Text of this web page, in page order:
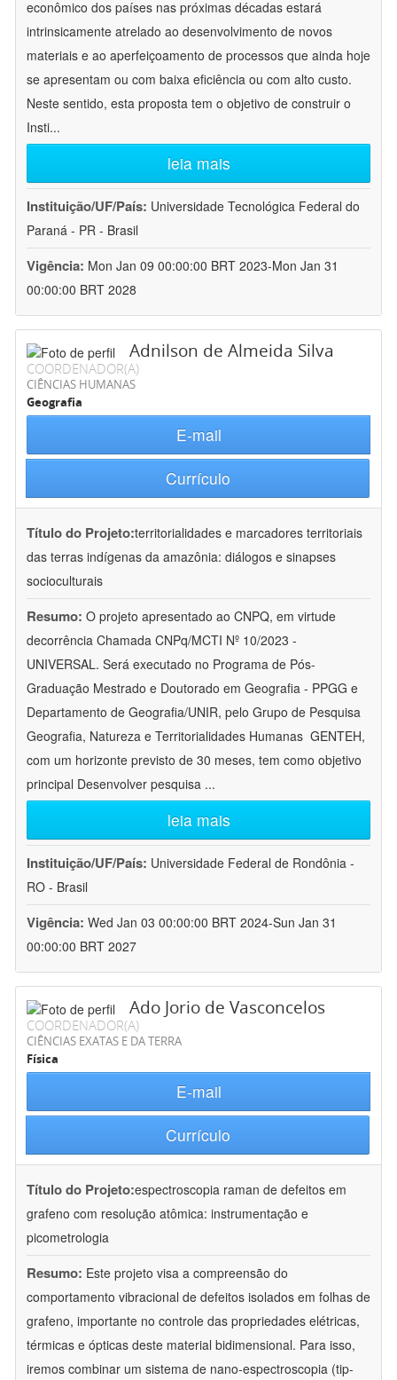
econômico dos países nas próximas décadas estará
intrinsicamente atrelado ao desenvolvimento de novos
materiais e ao aperfeiçoamento de processos que ainda hoje
se apresentam ou com baixa eficiência ou com alto custo.
Neste sentido, esta proposta tem o objetivo de construir o
Insti...
leia mais
Instituição/UF/País: Universidade Tecnológica Federal do
Paraná - PR - Brasil
Vigência: Mon Jan 09 00:00:00 BRT 2023-Mon Jan 31
00:00:00 BRT 2028
Adnilson de Almeida Silva
COORDENADOR(A)
CIÊNCIAS HUMANAS
Geografia
E-mail
Currículo
Título do Projeto:territorialidades e marcadores territoriais
das terras indígenas da amazônia: diálogos e sinapses
socioculturais
Resumo: O projeto apresentado ao CNPQ, em virtude
decorrência Chamada CNPq/MCTI Nº 10/2023 -
UNIVERSAL. Será executado no Programa de Pós-
Graduação Mestrado e Doutorado em Geografia - PPGG e
Departamento de Geografia/UNIR, pelo Grupo de Pesquisa
Geografia, Natureza e Territorialidades Humanas  GENTEH,
com um horizonte previsto de 30 meses, tem como objetivo
principal Desenvolver pesquisa ...
leia mais
Instituição/UF/País: Universidade Federal de Rondônia -
RO - Brasil
Vigência: Wed Jan 03 00:00:00 BRT 2024-Sun Jan 31
00:00:00 BRT 2027
Ado Jorio de Vasconcelos
COORDENADOR(A)
CIÊNCIAS EXATAS E DA TERRA
Física
E-mail
Currículo
Título do Projeto:espectroscopia raman de defeitos em
grafeno com resolução atômica: instrumentação e
picometrologia
Resumo: Este projeto visa a compreensão do
comportamento vibracional de defeitos isolados em folhas de
grafeno, importante no controle das propriedades elétricas,
térmicas e ópticas deste material bidimensional. Para isso,
iremos combinar um sistema de nano-espectroscopia (tip-